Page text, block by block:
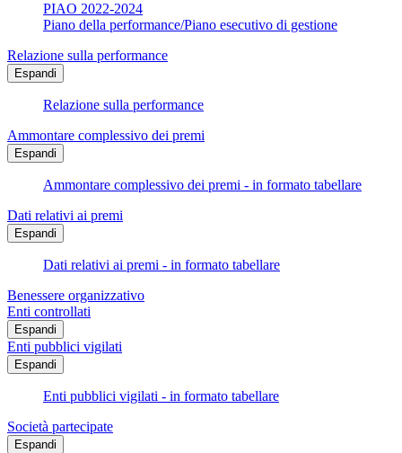
PIAO 2022-2024
Piano della performance/Piano esecutivo di gestione
Relazione sulla performance
Espandi
Relazione sulla performance
Ammontare complessivo dei premi
Espandi
Ammontare complessivo dei premi - in formato tabellare
Dati relativi ai premi
Espandi
Dati relativi ai premi - in formato tabellare
Benessere organizzativo
Enti controllati
Espandi
Enti pubblici vigilati
Espandi
Enti pubblici vigilati - in formato tabellare
Società partecipate
Espandi